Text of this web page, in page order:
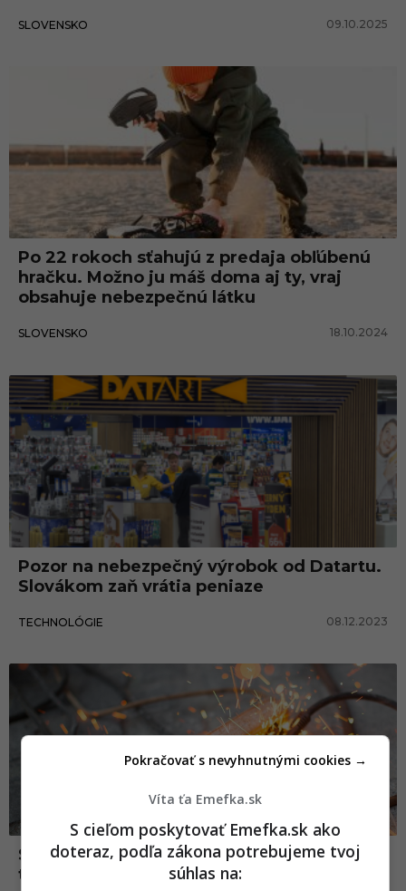
SLOVENSKO 09.10.2025
Po 22 rokoch sťahujú z predaja obľúbenú
hračku. Možno ju máš doma aj ty, vraj
obsahuje nebezpečnú látku
SLOVENSKO 18.10.2024
Pozor na nebezpečný výrobok od Datartu.
Slovákom zaň vrátia peniaze
TECHNOLÓGIE 08.12.2023
Slovenská obchodná inšpekcia sťahuje z
trhu nebezpečný produkt. Môže spôsobiť
Slovensko
Víta ťa Emefka.sk
S cieľom poskytovať Emefka.sk ako
doteraz, podľa zákona potrebujeme tvoj
súhlas na:
Pokračovať s nevyhnutnými cookies →